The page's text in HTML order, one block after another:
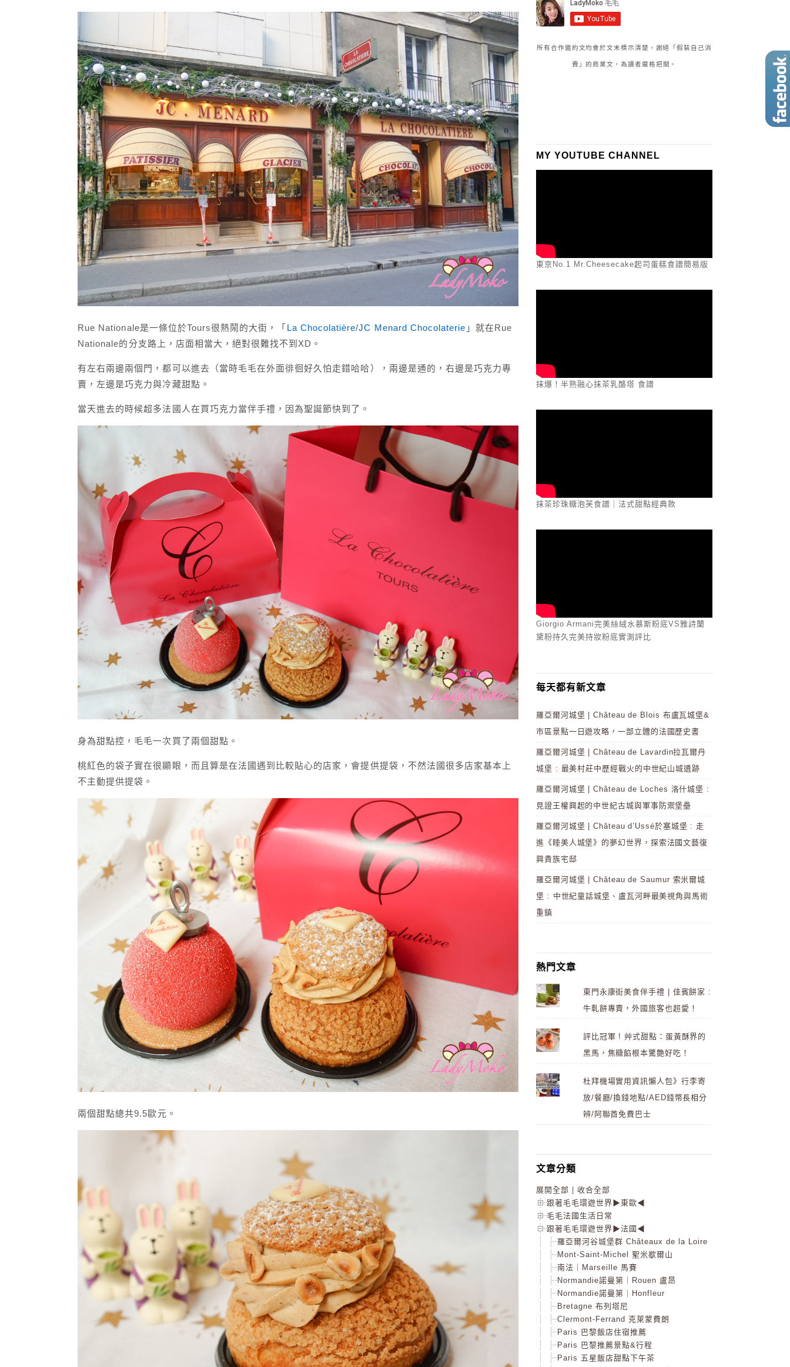
Rue Nationale是一條位於Tours很熱鬧的大街，「 La Chocolatière/JC Menard Chocolaterie 」就在Rue
Nationale的分支路上，店面相當大，絕對很難找不到XD。
有左右兩邊兩個門，都可以進去（當時毛毛在外面徘徊好久怕走錯哈哈），兩邊是通的，右邊是巧克力專
賣，左邊是巧克力與冷藏甜點。
當天進去的時候超多法國人在買巧克力當伴手禮，因為聖誕節快到了。
身為甜點控，毛毛一次買了兩個甜點。
桃紅色的袋子實在很顯眼，而且算是在法國遇到比較貼心的店家，會提供提袋，不然法國很多店家基本上
不主動提供提袋。
兩個甜點總共9.5歐元。
所有合作邀約文均會於文末標示清楚，謝絕「假裝自己消
費」的商業文，為讀者嚴格把關。
MY YOUTUBE CHANNEL
東京No.1 Mr.Cheesecake起司蛋糕食譜簡易版
抹爆！半熟融心抹茶乳酪塔 食譜
抹茶珍珠糖泡芙食譜｜法式甜點經典款
Giorgio Armani完美絲絨水慕斯粉底VS雅詩蘭
黛粉持久完美持妝粉底實測評比
每天都有新文章
羅亞爾河城堡 | Château de Blois 布盧瓦城堡&
市區景點一日遊攻略，一部立體的法國歷史書
羅亞爾河城堡 | Château de Lavardin拉瓦爾丹
城堡 : 最美村莊中歷經戰火的中世紀山城遺跡
羅亞爾河城堡 | Château de Loches 洛什城堡 :
見證王權興起的中世紀古城與軍事防禦堡壘
羅亞爾河城堡 | Château d’Ussé於塞城堡 : 走
進《睡美人城堡》的夢幻世界，探索法國文藝復
興貴族宅邸
羅亞爾河城堡 | Château de Saumur 索米爾城
堡 : 中世紀童話城堡、盧瓦河畔最美視角與馬術
重鎮
熱門文章
東門永康街美食伴手禮 | 佳賓餅家 :
牛軋餅專賣，外國旅客也超愛！
評比冠軍 ! 艸式甜點：蛋黃酥界的
黑馬，焦糖餡根本驚艷好吃！
杜拜機場實用資訊懶人包》行李寄
放/餐廳/換錢地點/AED錢幣長相分
辨/阿聯酋免費巴士
文章分類
展開全部
收合全部
跟著毛毛環遊世界▶東歐◀
毛毛法國生活日常
跟著毛毛環遊世界▶法國◀
羅亞爾河谷城堡群 Châteaux de la Loire
Mont-Saint-Michel 聖米歇爾山
南法｜Marseille 馬賽
Normandie諾曼第｜Rouen 盧昂
Normandie諾曼第｜Honfleur
Bretagne 布列塔尼
Clermont-Ferrand 克萊蒙費朗
Paris 巴黎飯店住宿推薦
Paris 巴黎推薦景點&行程
Paris 五星飯店甜點下午茶